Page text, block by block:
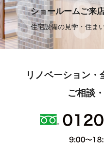
ショールームご来
住宅設備の見学・住ま
リノベーション
ご相談